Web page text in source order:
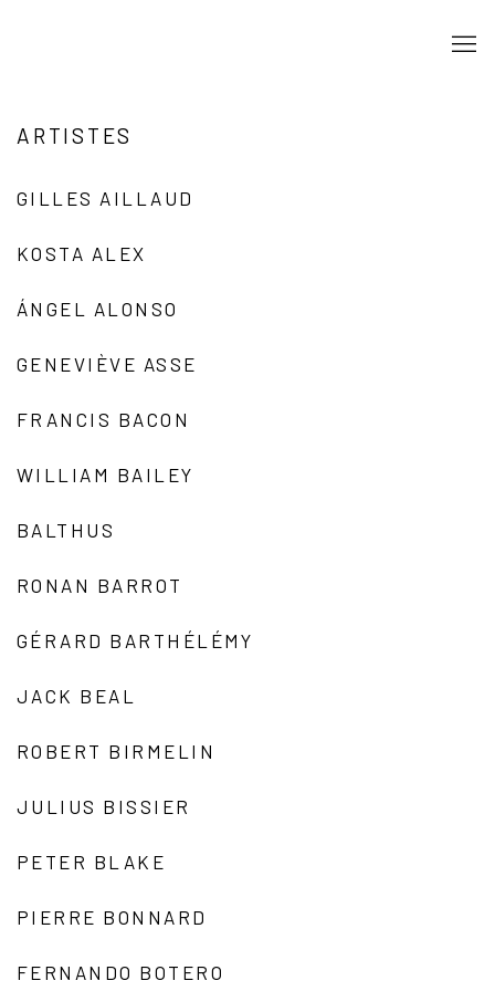
ARTISTES
GILLES AILLAUD
KOSTA ALEX
ÁNGEL ALONSO
GENEVIÈVE ASSE
FRANCIS BACON
WILLIAM BAILEY
BALTHUS
RONAN BARROT
GÉRARD BARTHÉLÉMY
JACK BEAL
ROBERT BIRMELIN
JULIUS BISSIER
PETER BLAKE
PIERRE BONNARD
FERNANDO BOTERO